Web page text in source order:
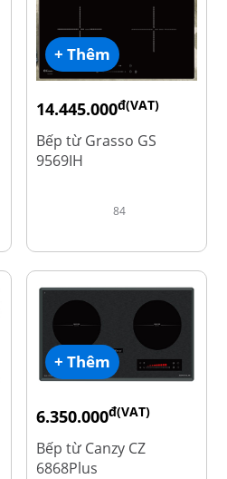
+ Thêm
14.445.000đ(VAT)
19.260.000
Bếp từ Grasso GS
9569IH
84
+ Thêm
6.350.000đ(VAT)
Bếp từ Canzy CZ
6868Plus